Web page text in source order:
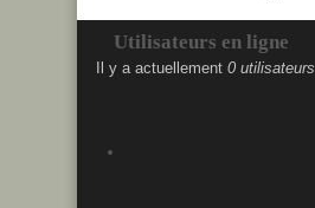
Utilisateurs en ligne
Il y a actuellement 0 utilisateurs